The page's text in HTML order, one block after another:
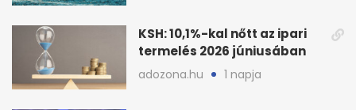
KSH: 10,1%-kal nőtt az ipari
termelés 2026 júniusában
adozona.hu 1 napja